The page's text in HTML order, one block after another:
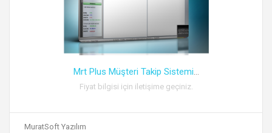
Mrt Plus Müşteri Takip Sistemi...
Fiyat bilgisi için iletişime geçiniz.
MuratSoft Yazılım